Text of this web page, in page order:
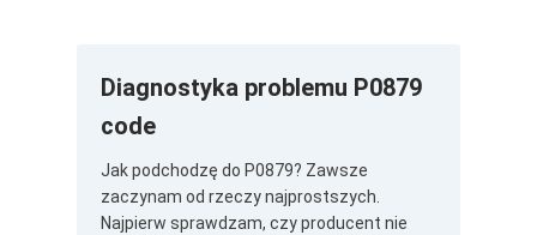
Diagnostyka problemu P0879
code
Jak podchodzę do P0879? Zawsze
zaczynam od rzeczy najprostszych.
Najpierw sprawdzam, czy producent nie